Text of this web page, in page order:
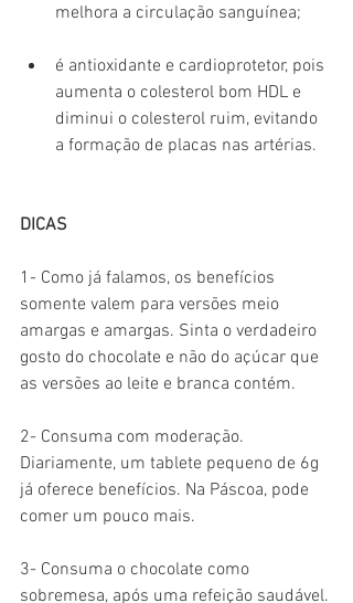
melhora a circulação sanguínea;
é antioxidante e cardioprotetor, pois
aumenta o colesterol bom HDL e
diminui o colesterol ruim, evitando
a formação de placas nas artérias.
DICAS
1- Como já falamos, os benefícios
somente valem para versões meio
amargas e amargas. Sinta o verdadeiro
gosto do chocolate e não do açúcar que
as versões ao leite e branca contém.
2- Consuma com moderação.
Diariamente, um tablete pequeno de 6g
já oferece benefícios. Na Páscoa, pode
comer um pouco mais.
3- Consuma o chocolate como
sobremesa, após uma refeição saudável.